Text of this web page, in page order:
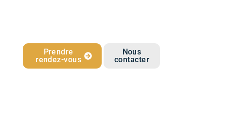
Prendre
rendez-vous
Nous
contacter